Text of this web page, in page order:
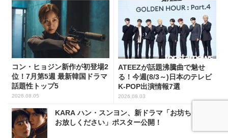
コン・ヒョジン新作が初登場2
位！7月第5週 最新韓国ドラマ
話題性トップ5
2026.08.05
ATEEZが話題沸騰曲で魅せ
る！今週(8/3～)日本のテレビ
K-POP出演情報7選
2026.08.03
KARA ハン・スンヨン、新ドラマ「お坊ちゃま、
お放しください」ポスター公開！